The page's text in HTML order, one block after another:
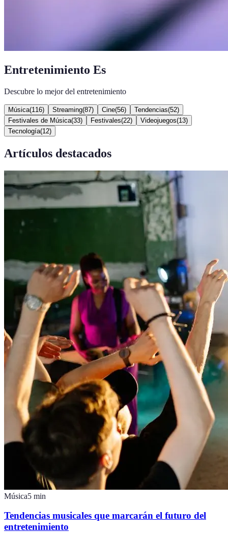
Entretenimiento Es
Descubre lo mejor del entretenimiento
Música(116) Streaming(87) Cine(56) Tendencias(52)
Festivales de Música(33) Festivales(22) Videojuegos(13)
Tecnología(12)
Artículos destacados
Música5 min
Tendencias musicales que marcarán el futuro del
entretenimiento